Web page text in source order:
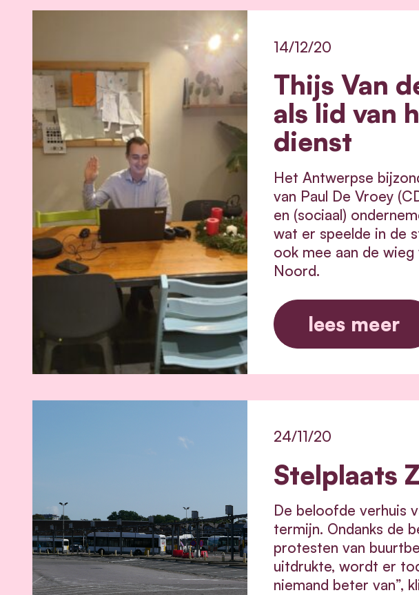
Thijs Van
als lid van
dienst
14/12/20
Het Antwerpse
van Paul De Vroey
en (sociaal)
wat er speelde in de
ook mee aan de
Noord.
lees meer
Stelplaats
24/11/20
De beloofde verhuis
termijn. Ondanks de
protesten van
uitdrukte, wordt er
niemand beter van”,